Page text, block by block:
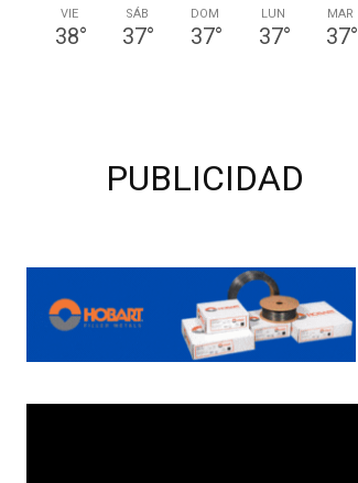
VIE
38°
SÁB
37°
DOM
37°
LUN
37°
MAR
37°
PUBLICIDAD